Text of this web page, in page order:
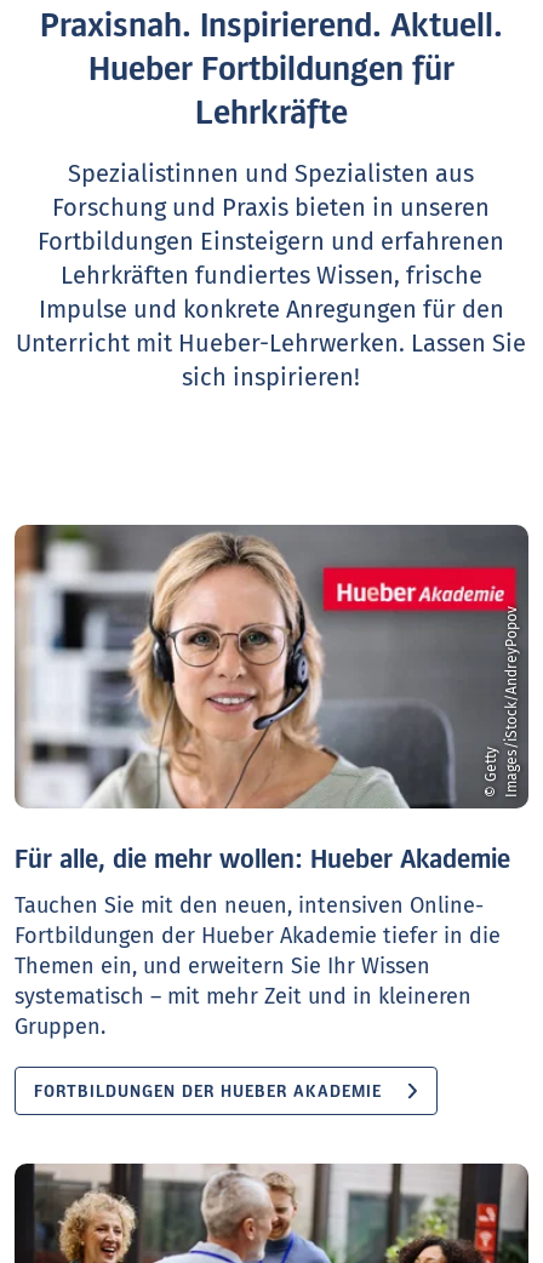
Praxisnah. Inspirierend. Aktuell.
Hueber Fortbildungen für
Lehrkräfte
Spezialistinnen und Spezialisten aus
Forschung und Praxis bieten in unseren
Fortbildungen Einsteigern und erfahrenen
Lehrkräften fundiertes Wissen, frische
Impulse und konkrete Anregungen für den
Unterricht mit Hueber-Lehrwerken. Lassen Sie
sich inspirieren!
©
G
e
t
t
y
I
m
a
g
e
s
/
i
S
t
o
c
k
/
A
n
d
r
e
y
P
o
p
ov
Für alle, die mehr wollen: Hueber Akademie
Tauchen Sie mit den neuen, intensiven Online-
Fortbildungen der Hueber Akademie tiefer in die
Themen ein, und erweitern Sie Ihr Wissen
systematisch – mit mehr Zeit und in kleineren
Gruppen.
FORTBILDUNGEN DER HUEBER AKADEMIE